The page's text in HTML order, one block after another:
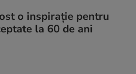
o inspirație pentru
la 60 de ani